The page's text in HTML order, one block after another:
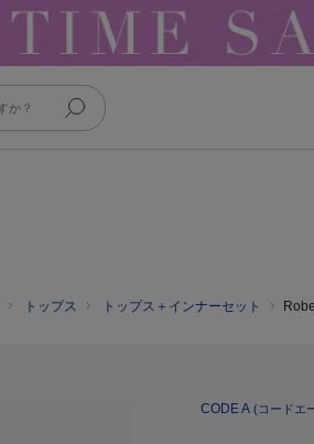
トップス トップス＋インナーセット
CODE A (コードエ